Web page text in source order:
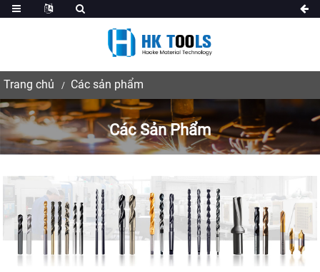
Trang chủ Các sản phẩm
Các Sản Phẩm